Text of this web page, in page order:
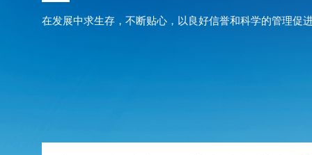
在发展中求生存，不断贴心，以良好信誉和科学的管理促